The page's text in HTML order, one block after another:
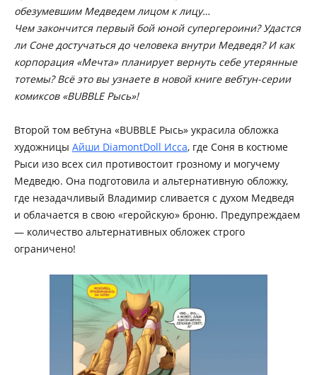
обезумевшим Медведем лицом к лицу…
Чем закончится первый бой юной супергероини? Удастся
ли Соне достучаться до человека внутри Медведя? И как
корпорация «Мечта» планирует вернуть себе утерянные
тотемы? Всё это вы узнаете в новой книге вебтун-серии
комиксов «BUBBLE Рысь»!
Второй том вебтуна «BUBBLE Рысь» украсила обложка
художницы Айши DiamontDoll Исса, где Соня в костюме
Рыси изо всех сил противостоит грозному и могучему
Медведю. Она подготовила и альтернативную обложку,
где незадачливый Владимир сливается с духом Медведя
и облачается в свою «геройскую» броню. Предупреждаем
— количество альтернативных обложек строго
ограничено!